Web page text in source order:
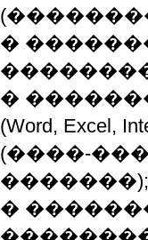
�
�
(Word,
(����-
�������);
�